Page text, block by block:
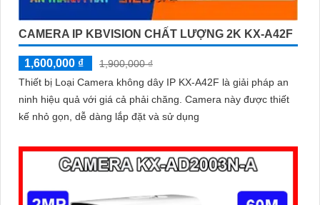
CAMERA IP KBVISION CHẤT LƯỢNG 2K KX-A42F
1,600,000 ₫
1,900,000 ₫
Thiết bị Loại Camera không dây IP KX-A42F là giải pháp an
ninh hiệu quả với giá cả phải chăng. Camera này được thiết
kế nhỏ gọn, dễ dàng lắp đặt và sử dụng